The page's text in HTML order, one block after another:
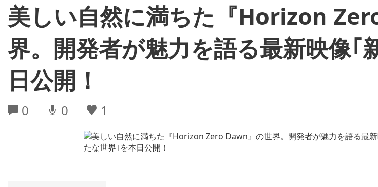
美しい自然に満ちた『Horizon
界。開発者が魅力を語る最新映像｢
日公開！
0 0 1